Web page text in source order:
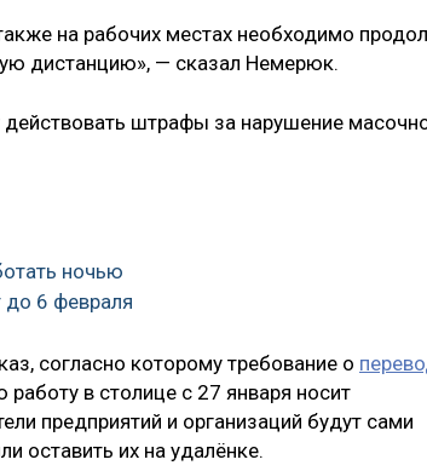
на рабочих местах необходимо
дистанцию», — сказал Немерюк.
штрафы за нарушение
ночью
до 6 февраля
согласно которому требование о
работу в столице c 27 января носит
предприятий и организаций будут сами
оставить их на удалёнке.